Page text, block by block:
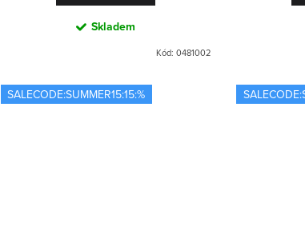
Skladem
Kód: 0481002
SALECODE:SUMMER15:15:%